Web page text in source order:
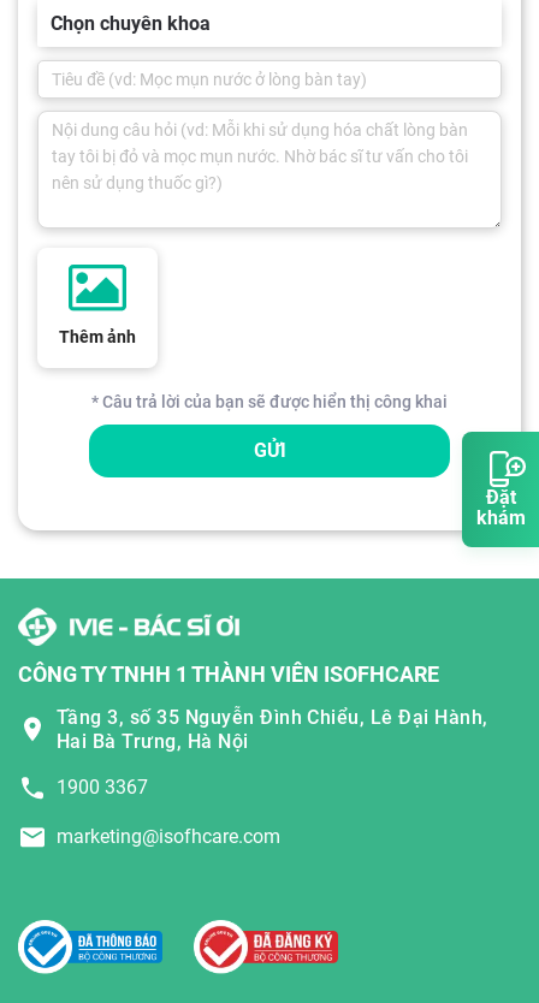
Đặt
khám
Chọn chuyên khoa
Thêm ảnh
* Câu trả lời của bạn sẽ được hiển thị công khai
GỬI
CÔNG TY TNHH 1 THÀNH VIÊN ISOFHCARE
Tầng 3, số 35 Nguyễn Đình Chiểu, Lê Đại Hành,
Hai Bà Trưng, Hà Nội
1900 3367
marketing@isofhcare.com